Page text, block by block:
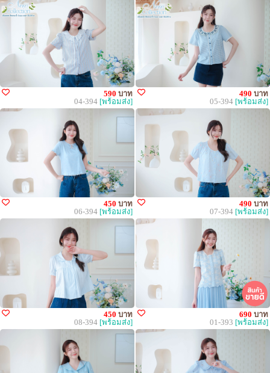
590 บาท
04-394 [พร้อมส่ง]
490 บาท
05-394 [พร้อมส่ง]
450 บาท
06-394 [พร้อมส่ง]
490 บาท
07-394 [พร้อมส่ง]
450 บาท
08-394 [พร้อมส่ง]
690 บาท
01-393 [พร้อมส่ง]